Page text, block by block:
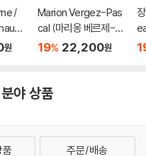
/
)
원
Marion Vergez-Pas
cal (마리옹 베르제-파
스칼) - 사랑과 꽃 (Am
19% 22,200원
야 상품
품 주문/배송